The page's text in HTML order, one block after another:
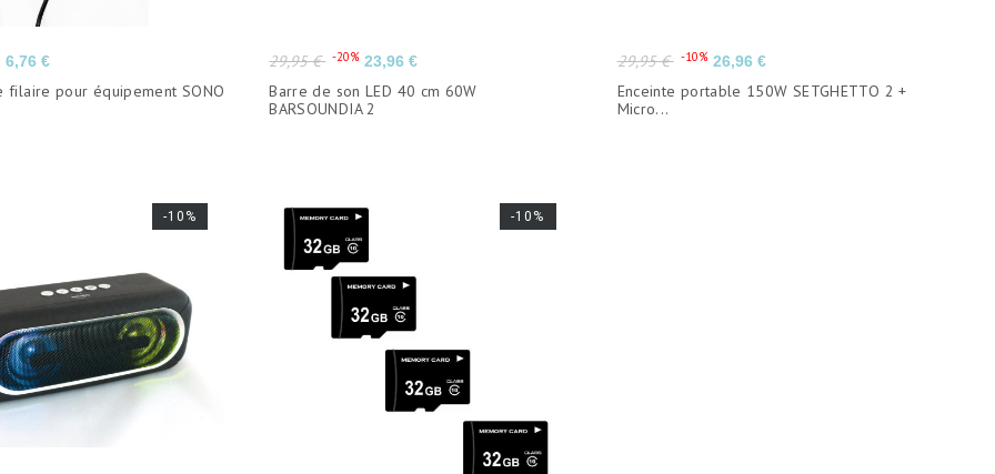
Prix
6,76 €
filaire pour équipement SONO
Prix
de
base
29,95 € -20% Prix
23,96 €
Barre de son LED 40 cm 60W
BARSOUNDIA 2
Prix
de
base
29,95 € -10% Prix
26,96 €
Enceinte portable 150W SETGHETTO 2 +
Micro...
-10% -10%